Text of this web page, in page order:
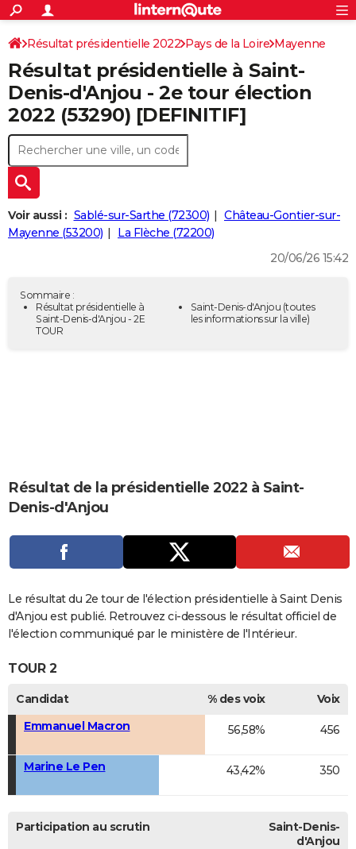
ACTUALITÉS
Politique
Société
Faits Divers
Education
Monde
Villes
+
SPORT
Coupe du monde 2026
Football
Tennis
Cyclisme
Rugby
Forum
CULTURE
Programme TV
TNT
Streaming
Cinéma
Sorties cinéma
Musique
+
FINANCE
Retraite
Impôts
Epargne
Immobilier
Risques naturels par ville
Banque
Assurance
CréditAUTO
Essais
Réserver un essai
Citadines
Berlines
SUV
Forum auto
+HIGH-TECH
Mobiles
Meilleur smartphone
Internet
Ordinateurs
Jeux vidéo
Guide high-tech
+
BRICOLAGE
Forum
Aménagement intérieur
Extérieur
Cuisine
Salle de bains
Jardinage
Rangement
+
Art de vivre
Bien-être
Loisirs
ModeModes de vie
SANTE
Carte de Noël
Carte Bonne année
Carte Saint-Valentin
Carte Pâques
Carte d'anniversaire
DICTIONNAIRE
PROGRAMME TV
COPAINS D'AVANT
S'inscrire
Se connecter
Lycées
Collèges
Primaires
Universités
Entreprises
Service militaire
Avis de recherche
AVIS DE DÉCÈS
FORUM
Bricolage
Lifestyle
Culture
Sport
Auto
Television
Voyage
Cinema
Rechercher
S'inscrire
Connexion
Résultat présidentielle 2022 Pays de la Loire Mayenne
Résultat présidentielle à Saint-
Denis-d'Anjou - 2e tour élection
2022 (53290) [DEFINITIF]
Voir aussi : Sablé-sur-Sarthe (72300)
Château-Gontier-sur-
Mayenne (53200)
La Flèche (72200)
20/06/26 15:42
Sommaire :
Résultat présidentielle à
Saint-Denis-d'Anjou - 2E
TOUR
Saint-Denis-d'Anjou (toutes
les informations sur la ville)
Résultat de la présidentielle 2022 à Saint-
Denis-d'Anjou
Le résultat du 2e tour de l'élection présidentielle à Saint Denis
d'Anjou est publié. Retrouvez ci-dessous le résultat officiel de
l'élection communiqué par le ministère de l'Intérieur.
TOUR 2
Candidat % des voix
Voix
Emmanuel Macron
56,58% 456
Marine Le Pen 43,42% 350
Participation au scrutin
Saint-Denis-
d'Anjou